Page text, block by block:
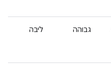
גבוהה ליבה